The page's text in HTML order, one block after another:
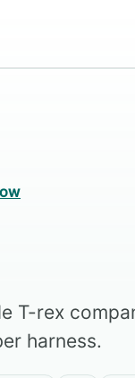
T-rex
harness.